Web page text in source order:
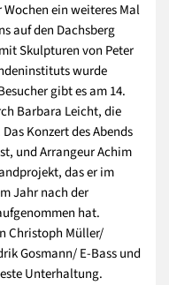
ein weiteres Mal
auf den Dachsberg
Skulpturen von Peter
wurde
gibt es am 14.
Barbara Leicht, die
Konzert des Abends
und Arrangeur Achim
das er im
Jahr nach der
hat.
Christoph Müller/
Gosmann/ E-Bass und
Unterhaltung.